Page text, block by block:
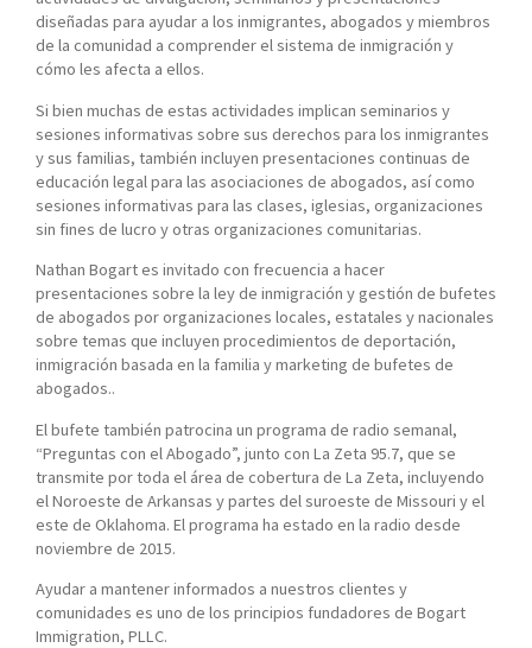
diseñadas para ayudar a los inmigrantes, abogados y miembros
de la comunidad a comprender el sistema de inmigración y
cómo les afecta a ellos.
Si bien muchas de estas actividades implican seminarios y
sesiones informativas sobre sus derechos para los inmigrantes
y sus familias, también incluyen presentaciones continuas de
educación legal para las asociaciones de abogados, así como
sesiones informativas para las clases, iglesias, organizaciones
sin fines de lucro y otras organizaciones comunitarias.
Nathan Bogart es invitado con frecuencia a hacer
presentaciones sobre la ley de inmigración y gestión de bufetes
de abogados por organizaciones locales, estatales y nacionales
sobre temas que incluyen procedimientos de deportación,
inmigración basada en la familia y marketing de bufetes de
abogados..
El bufete también patrocina un programa de radio semanal,
“Preguntas con el Abogado”, junto con La Zeta 95.7, que se
transmite por toda el área de cobertura de La Zeta, incluyendo
el Noroeste de Arkansas y partes del suroeste de Missouri y el
este de Oklahoma. El programa ha estado en la radio desde
noviembre de 2015.
Ayudar a mantener informados a nuestros clientes y
comunidades es uno de los principios fundadores de Bogart
Immigration, PLLC.